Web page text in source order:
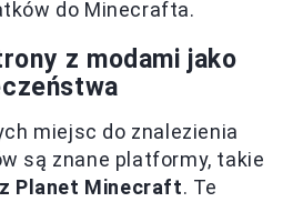
do Minecrafta.
z modami jako
miejsc do znalezienia
są znane platformy, takie
Planet Minecraft. Te